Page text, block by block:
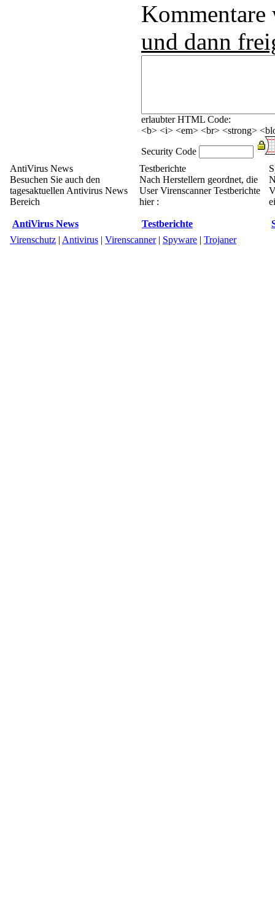
und dann
erlaubter HTML Code:
<b> <i> <em> <br> <strong>
Security Code
AntiVirus News
Besuchen Sie auch den
tagesaktuellen Antivirus News
Bereich
AntiVirus News
Testberichte
Nach Herstellern geordnet, die
User Virenscanner Testberichte
hier :
Testberichte
Virenschutz | Antivirus | Virenscanner| Spyware | Trojaner